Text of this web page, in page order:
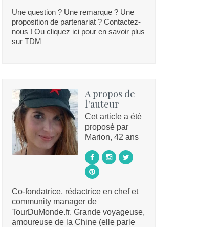
Une question ? Une remarque ? Une
proposition de partenariat ? Contactez-
nous ! Ou cliquez ici pour en savoir plus
sur TDM
A propos de
l'auteur
Cet article a été
proposé par
Marion, 42 ans
Co-fondatrice, rédactrice en chef et
community manager de
TourDuMonde.fr. Grande voyageuse,
amoureuse de la Chine (elle parle